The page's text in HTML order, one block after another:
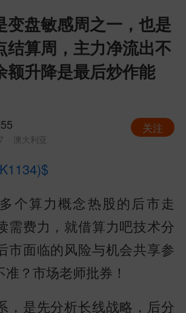
变盘敏感周之一，也是
结算周，主力净流出不
额升降是最后炒作能
· 澳大利亚
关注
个算力概念热股的后市走
需费力，就借算力吧技术分
市面临的风险与机会共享参
？市场老师批券！
，是先分析长线战略，后分